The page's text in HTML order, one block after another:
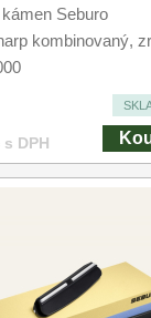
Seburo
kombinovaný,
s DPH